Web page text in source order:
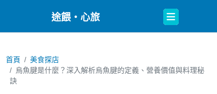
途餵・心旅
Open
Button
首頁
美食探店
烏魚腱是什麼？深入解析烏魚腱的定義、營養價值與料理秘
訣